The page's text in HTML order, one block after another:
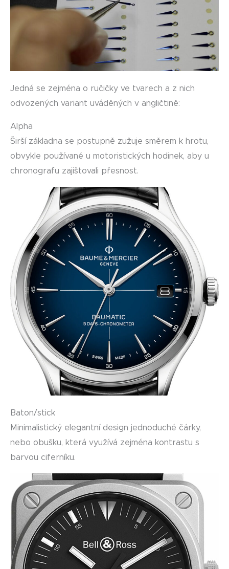
Jedná se zejména o ručičky ve tvarech a z nich
odvozených variant uváděných v angličtině:
Alpha
Širší základna se postupně zužuje směrem k hrotu,
obvykle používané u motoristických hodinek, aby u
chronografu zajištovali přesnost.
Baton/stick
Minimalistický elegantní design jednoduché čárky,
nebo obušku, která využívá zejména kontrastu s
barvou ciferníku.